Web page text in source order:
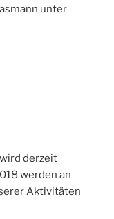
unter
derzeit
werden an
Aktivitäten